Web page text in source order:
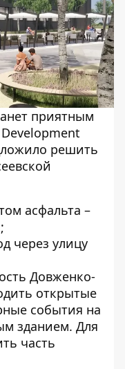
приятным
решить
асфальта –
через улицу
Довженко-
открытые
события на
зданием. Для
часть